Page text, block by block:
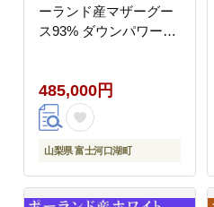
ーランド産マザーグー
ス93% ダウンパワー
410 本掛け羽毛布団 本
掛け 寝具 冬用 羽毛布
団 FAG182
485,000円
山梨県 富士河口湖町